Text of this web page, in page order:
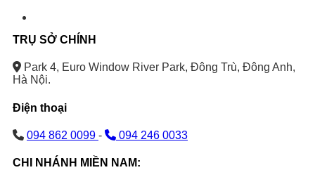
TRỤ SỞ CHÍNH
Park 4, Euro Window River Park, Đông Trù, Đông Anh,
Hà Nội.
Điện thoại
094 862 0099 - 094 246 0033
CHI NHÁNH MIỀN NAM: